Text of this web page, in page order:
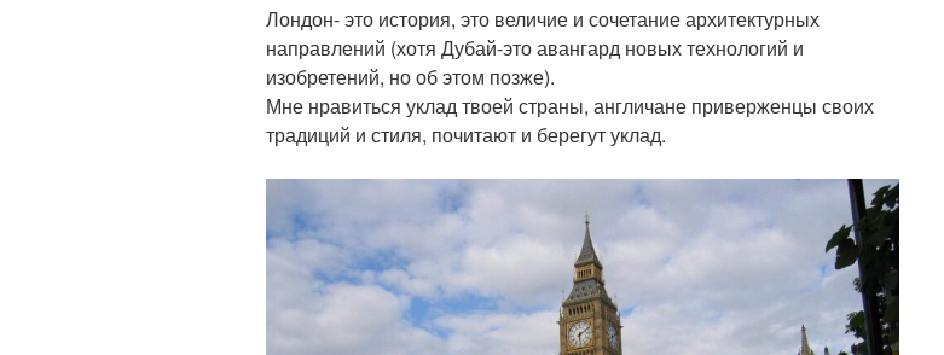
Лондон- это история, это величие и сочетание архитектурных
направлений (хотя Дубай-это авангард новых технологий и
изобретений, но об этом позже).
Мне нравиться уклад твоей страны, англичане приверженцы своих
традиций и стиля, почитают и берегут уклад.